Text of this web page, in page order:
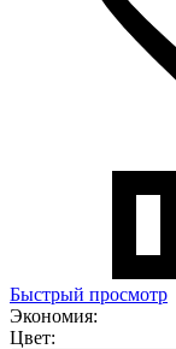
Быстрый просмотр
Экономия:
Цвет: